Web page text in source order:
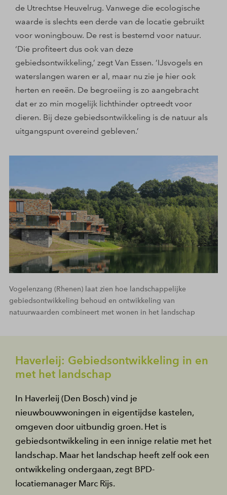
de Utrechtse Heuvelrug. Vanwege die ecologische
waarde is slechts een derde van de locatie gebruikt
voor woningbouw. De rest is bestemd voor natuur.
‘Die profiteert dus ook van deze
gebiedsontwikkeling,’ zegt Van Essen. ’IJsvogels en
waterslangen waren er al, maar nu zie je hier ook
herten en reeën. De begroeiing is zo aangebracht
dat er zo min mogelijk lichthinder optreedt voor
dieren. Bij deze gebiedsontwikkeling is de natuur als
uitgangspunt overeind gebleven.’
Vogelenzang (Rhenen) laat zien hoe landschappelijke
gebiedsontwikkeling behoud en ontwikkeling van
natuurwaarden combineert met wonen in het landschap
Haverleij: Gebiedsontwikkeling in en
met het landschap
In Haverleij (Den Bosch) vind je
nieuwbouwwoningen in eigentijdse kastelen,
omgeven door uitbundig groen. Het is
gebiedsontwikkeling in een innige relatie met het
landschap. Maar het landschap heeft zelf ook een
ontwikkeling ondergaan, zegt BPD-
locatiemanager Marc Rijs.